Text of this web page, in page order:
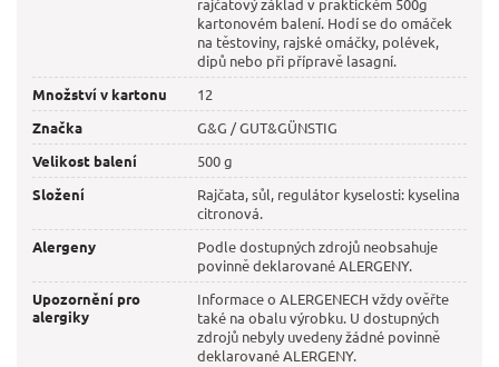
rajčatový základ v praktickém 500g
kartonovém balení. Hodí se do omáček
na těstoviny, rajské omáčky, polévek,
dipů nebo při přípravě lasagní.
Množství v kartonu
12
Značka
G&G / GUT&GÜNSTIG
Velikost balení
500 g
Složení
Rajčata, sůl, regulátor kyselosti: kyselina
citronová.
Alergeny
Podle dostupných zdrojů neobsahuje
povinně deklarované ALERGENY.
Upozornění pro
alergiky
Informace o ALERGENECH vždy ověřte
také na obalu výrobku. U dostupných
zdrojů nebyly uvedeny žádné povinně
deklarované ALERGENY.